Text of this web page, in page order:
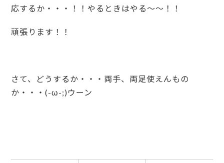
応するか・・・！！やるときはやる～～！！
頑張ります！！
さて、どうするか・・・両手、両足使えんもの
か・・・(-ω-;)ウーン